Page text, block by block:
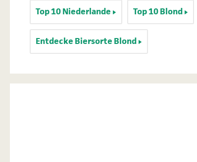
Top 10 Niederlande Top 10 Blond
Entdecke Biersorte Blond